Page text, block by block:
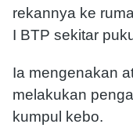
rekannya ke
I BTP sekitar
Ia mengenakan
melakukan
kumpul kebo.